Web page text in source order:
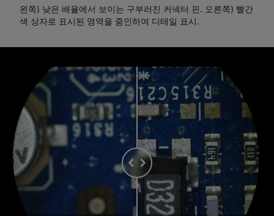
왼쪽) 낮은 배율에서 보이는 구부러진 커넥터 핀. 오른쪽) 빨간
색 상자로 표시된 영역을 줌인하여 디테일 표시.